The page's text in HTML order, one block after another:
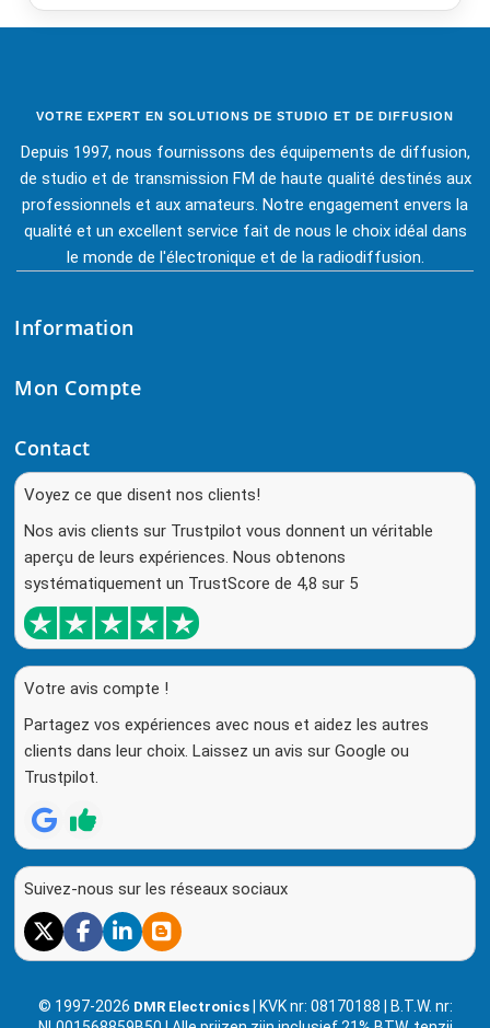
VOTRE EXPERT EN SOLUTIONS DE STUDIO ET DE DIFFUSION
Depuis 1997, nous fournissons des équipements de diffusion,
de studio et de transmission FM de haute qualité destinés aux
professionnels et aux amateurs. Notre engagement envers la
qualité et un excellent service fait de nous le choix idéal dans
le monde de l'électronique et de la radiodiffusion.
Information
© 1997-2026 DMR Electronics
| KVK nr: 08170188 | B.T.W. nr:
Mon Compte
Contact
Voyez ce que disent nos clients!
Nos avis clients sur Trustpilot vous donnent un véritable
aperçu de leurs expériences. Nous obtenons
systématiquement un TrustScore de 4,8 sur 5
Votre avis compte !
Partagez vos expériences avec nous et aidez les autres
clients dans leur choix. Laissez un avis sur Google ou
Trustpilot.
Suivez-nous sur les réseaux sociaux